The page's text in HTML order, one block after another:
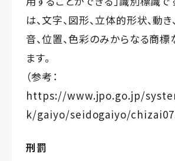
は、文字、図形、立体的形状、動き
音、位置、色彩のみからなる商
ます。
（参考：
https://www.jpo.go.jp/
k/gaiyo/seidogaiyo/
刑罰